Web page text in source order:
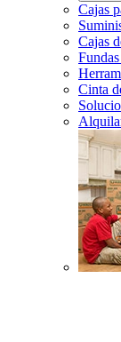
Cajas
Cajas
Cinta